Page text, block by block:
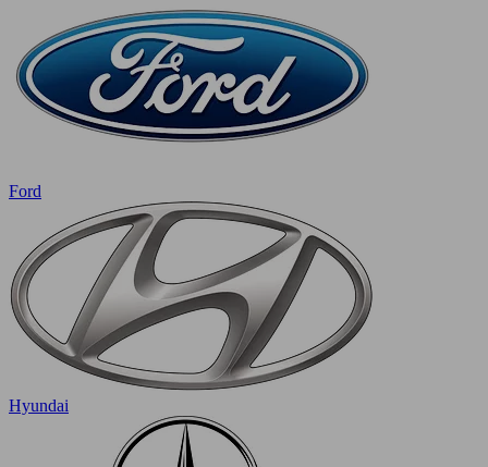
Ford
Hyundai